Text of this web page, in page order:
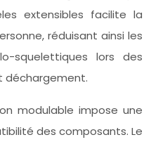
extensibles facilite la
réduisant ainsi les
squelettiques lors des
déchargement.
modulable impose une
des composants. Le